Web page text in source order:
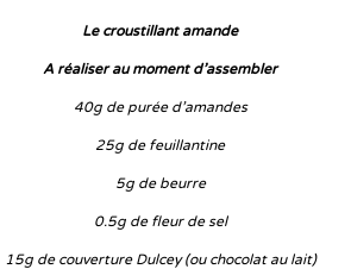
Le croustillant amande
A réaliser au moment d’assembler
40g de purée d’amandes
25g de feuillantine
5g de beurre
0.5g de fleur de sel
15g de couverture Dulcey (ou chocolat au lait)